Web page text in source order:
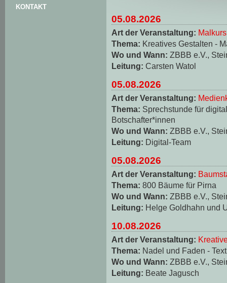
KONTAKT
05.08.2026
Art der Veranstaltung: Malkurs
Thema: Kreatives Gestalten -
Wo und Wann: ZBBB e.V.,
Leitung: Carsten Watol
05.08.2026
Art der Veranstaltung:
Thema: Sprechstunde für
Botschafter*innen
Wo und Wann: ZBBB e.V.,
Leitung: Digital-Team
05.08.2026
Art der Veranstaltung:
Thema: 800 Bäume für Pirna
Wo und Wann: ZBBB e.V.,
Leitung: Helge Goldhahn und
10.08.2026
Art der Veranstaltung:
Thema: Nadel und Faden -
Wo und Wann: ZBBB e.V.,
Leitung: Beate Jagusch